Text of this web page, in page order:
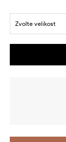
Zvolte velikost